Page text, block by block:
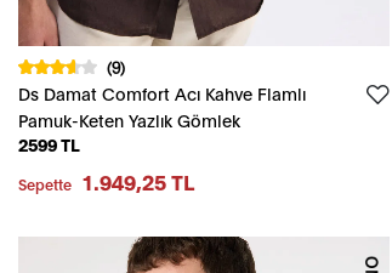
(9)
Ds Damat Comfort Acı Kahve Flamlı
Pamuk-Keten Yazlık Gömlek
2599 TL
Sepette 1.949,25 TL